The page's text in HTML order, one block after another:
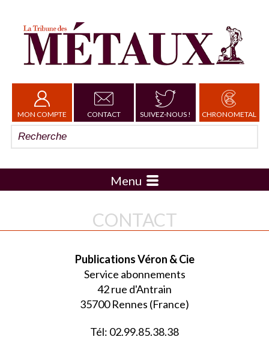
MON COMPTE CONTACT SUIVEZ-NOUS ! CHRONOMETAL
Menu
CONTACT
Publications Véron & Cie
Service abonnements
42 rue d'Antrain
35700 Rennes (France)
Tél: 02.99.85.38.38